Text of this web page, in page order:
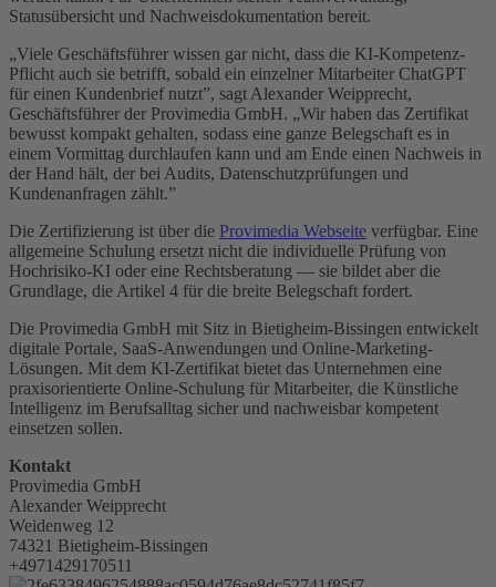
Statusübersicht und Nachweisdokumentation bereit.
„Viele Geschäftsführer wissen gar nicht, dass die KI-Kompetenz-
Pflicht auch sie betrifft, sobald ein einzelner Mitarbeiter ChatGPT
für einen Kundenbrief nutzt”, sagt Alexander Weipprecht,
Geschäftsführer der Provimedia GmbH. „Wir haben das Zertifikat
bewusst kompakt gehalten, sodass eine ganze Belegschaft es in
einem Vormittag durchlaufen kann und am Ende einen Nachweis in
der Hand hält, der bei Audits, Datenschutzprüfungen und
Kundenanfragen zählt.”
Die Zertifizierung ist über die Provimedia Webseite verfügbar. Eine
allgemeine Schulung ersetzt nicht die individuelle Prüfung von
Hochrisiko-KI oder eine Rechtsberatung — sie bildet aber die
Grundlage, die Artikel 4 für die breite Belegschaft fordert.
Die Provimedia GmbH mit Sitz in Bietigheim-Bissingen entwickelt
digitale Portale, SaaS-Anwendungen und Online-Marketing-
Lösungen. Mit dem KI-Zertifikat bietet das Unternehmen eine
praxisorientierte Online-Schulung für Mitarbeiter, die Künstliche
Intelligenz im Berufsalltag sicher und nachweisbar kompetent
einsetzen sollen.
Kontakt
Provimedia GmbH
Alexander Weipprecht
Weidenweg 12
74321 Bietigheim-Bissingen
+4971429170511